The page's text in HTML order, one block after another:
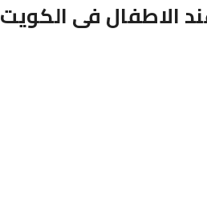
الاطفال فى الكويت